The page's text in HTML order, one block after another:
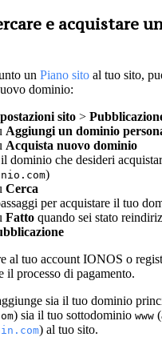
e acquistare
un Piano sito al tuo sito,
dominio:
sito >
Aggiungi un dominio
Acquista nuovo dominio
dominio che desideri
)
Cerca
per acquistare il tuo
Fatto quando sei stato
al tuo account IONOS o
il processo di pagamento.
sia il tuo dominio
) sia il tuo sottodominio www
) al tuo sito.